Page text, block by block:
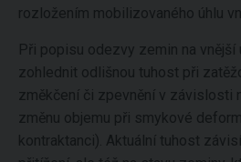
rozložením mobilizovaného úhlu
Při popisu odezvy zemin na vnější
zohlednit odlišnou tuhost při
změkčení či zpevnění v závislosti
změnu objemu při smykové
kontraktanci). Aktuální tuhost